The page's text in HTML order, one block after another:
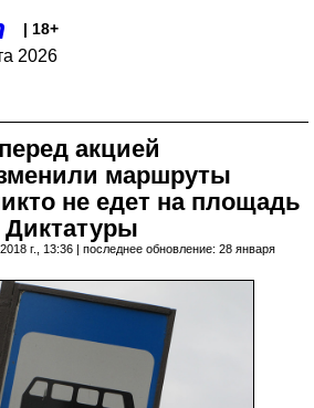
| 18+
2026
акцией
маршруты
не едет на площадь
Диктатуры
г., 13:36 | последнее обновление: 28 января